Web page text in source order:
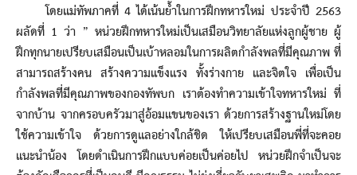
โดยแม่ทัพภาคที่ 4 ได้เน้นย้ำในการฝึกทหารใหม่ ประจำปี 2563
ผลัดที่ 1 ว่า ” หน่วยฝึกทหารใหม่เป็นเสมือนวิทยาลัยแห่งลูกผู้ชาย ผู้
ฝึกทุกนายเปรียบเสมือนเป็นเบ้าหลอมในการผลิตกำลังพลที่มีคุณภาพ ที่
สามารถสร้างคน สร้างความแข็งแรง ทั้งร่างกาย และจิตใจ เพื่อเป็น
กำลังพลที่มีคุณภาพของกองทัพบก เราต้องทำความเข้าใจทหารใหม่ ที่
จากบ้าน จากครอบครัวมาสู่อ้อมแขนของเรา ด้วยการสร้างฐานใหม่โดย
ใช้ความเข้าใจ ด้วยการดูแลอย่างใกล้ชิด ให้เปรียบเสมือนพี่ที่จะคอย
แนะนำน้อง โดยดำเนินการฝึกแบบค่อยเป็นค่อยไป หน่วยฝึกจำเป็นจะ